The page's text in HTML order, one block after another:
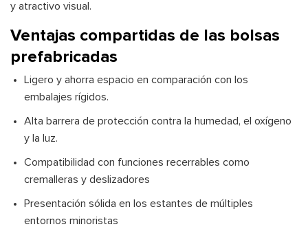
y atractivo visual.
Ventajas compartidas de las bolsas
prefabricadas
Ligero y ahorra espacio en comparación con los
embalajes rígidos.
Alta barrera de protección contra la humedad, el oxígeno
y la luz.
Compatibilidad con funciones recerrables como
cremalleras y deslizadores
Presentación sólida en los estantes de múltiples
entornos minoristas